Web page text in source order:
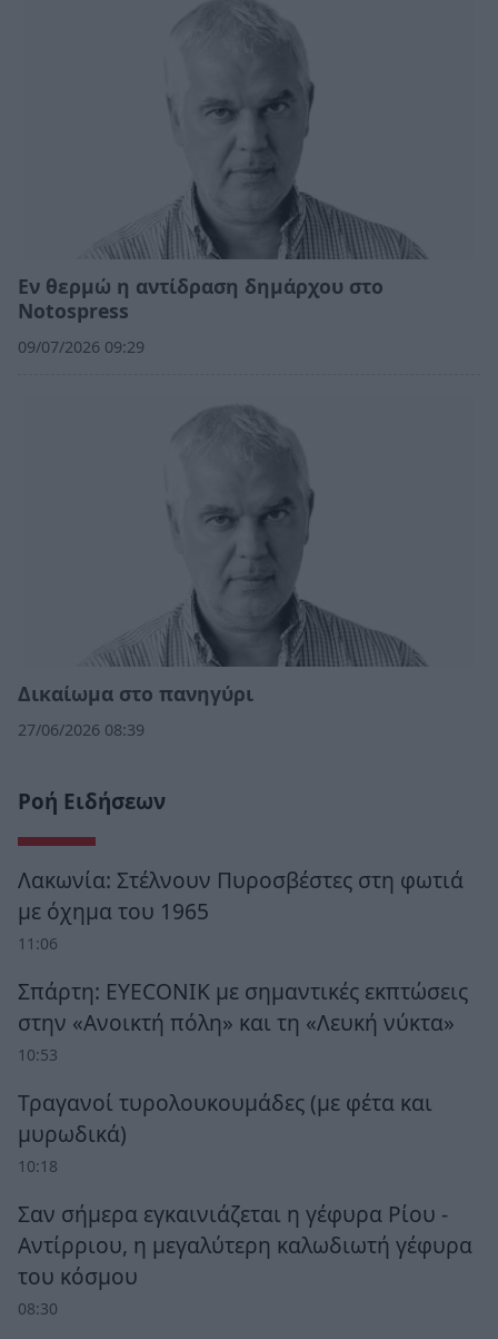
Εν θερμώ η αντίδραση δημάρχου στο
Notospress
09/07/2026 09:29
Δικαίωμα στο πανηγύρι
27/06/2026 08:39
Ροή Ειδήσεων
Λακωνία: Στέλνουν Πυροσβέστες στη φωτιά
με όχημα του 1965
11:06
Σπάρτη: EYECONIK με σημαντικές εκπτώσεις
στην «Ανοικτή πόλη» και τη «Λευκή νύκτα»
10:53
Τραγανοί τυρολουκουμάδες (με φέτα και
μυρωδικά)
10:18
Σαν σήμερα εγκαινιάζεται η γέφυρα Ρίου -
Αντίρριου, η μεγαλύτερη καλωδιωτή γέφυρα
του κόσμου
08:30